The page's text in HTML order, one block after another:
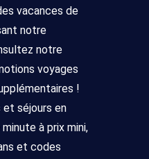
vacances de
notre
notre
voyages
!
et séjours en
à prix mini,
et codes